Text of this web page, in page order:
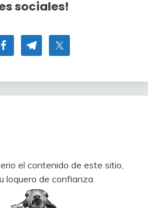
sociales!
el contenido de este sitio,
loquero de confianza.